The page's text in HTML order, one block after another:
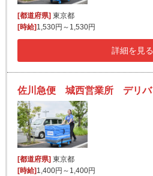
[都道府県] 東京都
[時給] 1,530円～1,530円
詳細を見る
[都道府県] 東京都
[時給] 1,400円～1,400円